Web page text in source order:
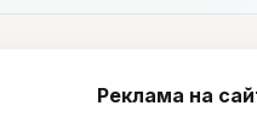
Реклама на